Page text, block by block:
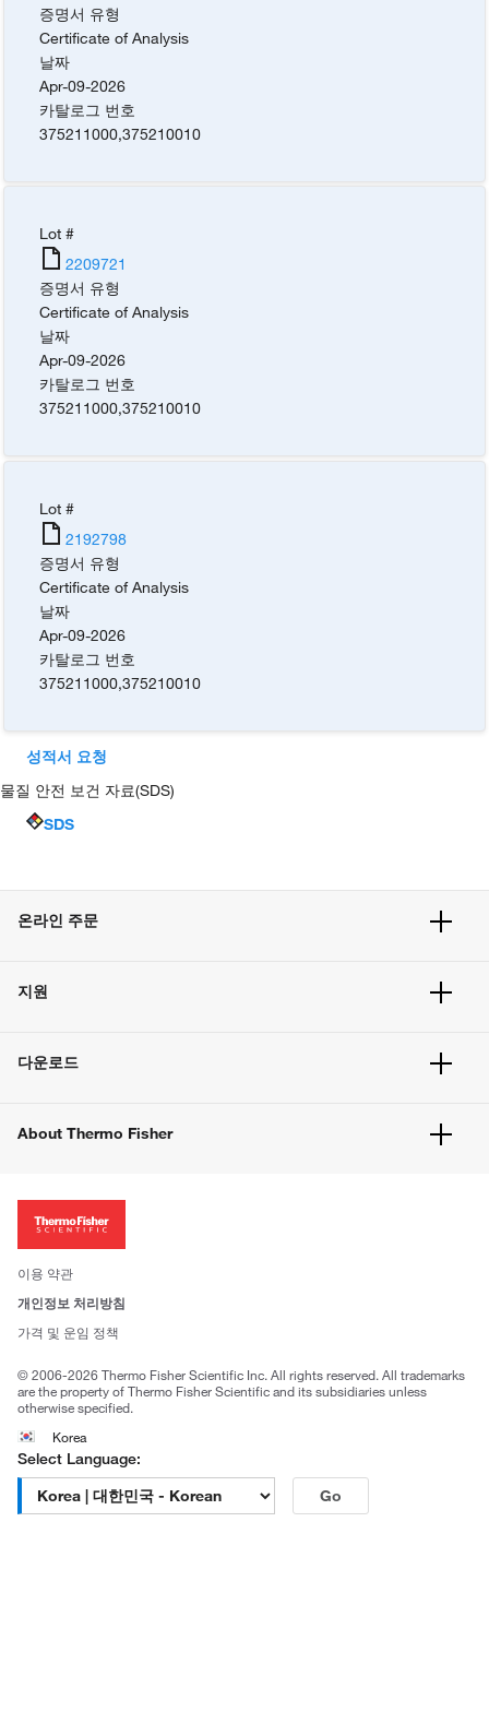
증명서 유형
Certificate of Analysis
날짜
Apr-09-2026
카탈로그 번호
375211000,375210010
Lot #
2209721
증명서 유형
Certificate of Analysis
날짜
Apr-09-2026
카탈로그 번호
375211000,375210010
Lot #
2192798
증명서 유형
Certificate of Analysis
날짜
Apr-09-2026
카탈로그 번호
375211000,375210010
성적서 요청
물질 안전 보건 자료(SDS)
SDS
온라인 주문
주문 방법
벌크 주문
지원
고객 센터
웹사이트 개선사항
다운로드
About Thermo Fisher
투자자
사회적 책임
브랜드
이용 약관
개인정보 처리방침
가격 및 운임 정책
© 2006-2026 Thermo Fisher Scientific Inc. All rights reserved. All trademarks
are the property of Thermo Fisher Scientific and its subsidiaries unless
otherwise specified.
Korea
Select Language:
Go